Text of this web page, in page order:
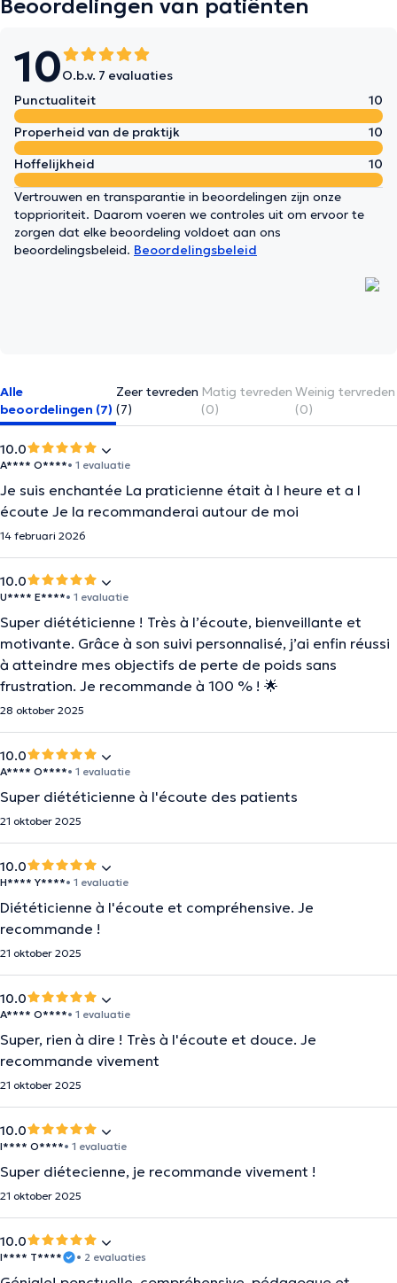
Beoordelingen van patiënten
10O.b.v. 7 evaluaties
Punctualiteit
10
Properheid van de praktijk
10
Hoffelijkheid
10
Vertrouwen en transparantie in beoordelingen zijn onze
topprioriteit. Daarom voeren we controles uit om ervoor te
zorgen dat elke beoordeling voldoet aan ons
beoordelingsbeleid. Beoordelingsbeleid
Alle
beoordelingen (7)
Zeer tevreden
(7)
Matig tevreden
(0)
Weinig tervreden
(0)
10.0
A**** O****• 1 evaluatie
Je suis enchantée La praticienne était à l heure et a l
écoute Je la recommanderai autour de moi
14 februari 2026
10.0
U**** E****• 1 evaluatie
Super diététicienne ! Très à l’écoute, bienveillante et
motivante. Grâce à son suivi personnalisé, j’ai enfin réussi
à atteindre mes objectifs de perte de poids sans
frustration. Je recommande à 100 % ! 🌟
28 oktober 2025
10.0
A**** O****• 1 evaluatie
Super diététicienne à l'écoute des patients
21 oktober 2025
10.0
H**** Y****• 1 evaluatie
Diététicienne à l'écoute et compréhensive. Je
recommande !
21 oktober 2025
10.0
A**** O****• 1 evaluatie
Super, rien à dire ! Très à l'écoute et douce. Je
recommande vivement
21 oktober 2025
10.0
I**** O****• 1 evaluatie
Super diétecienne, je recommande vivement !
21 oktober 2025
10.0
I**** T**** • 2 evaluaties